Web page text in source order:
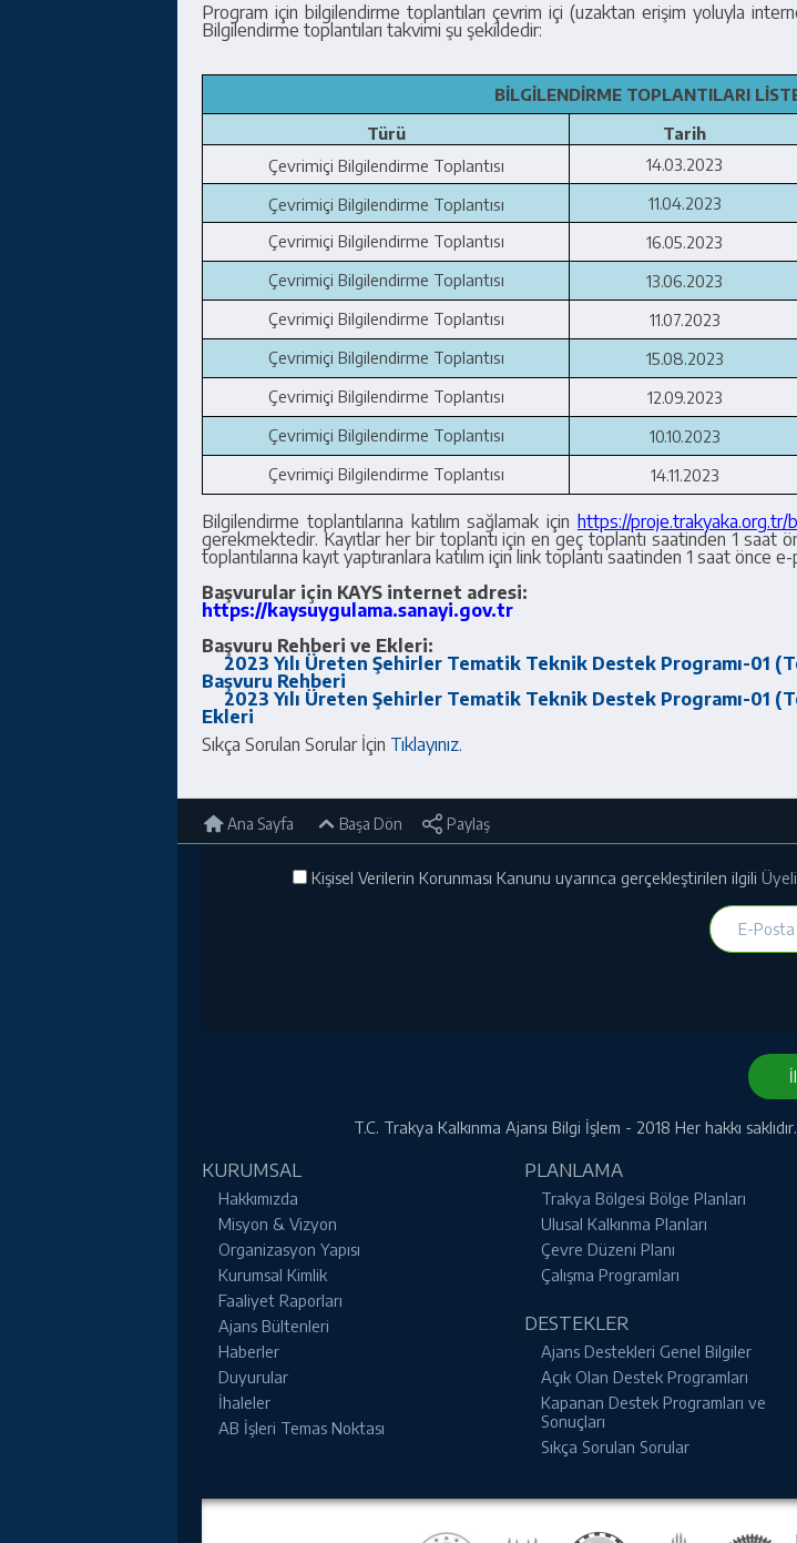
Program için bilgilendirme toplantıları çevrim içi (uzaktan erişim yoluyla
Bilgilendirme toplantıları takvimi şu şekildedir:
BİLGİLENDİRME TOPLANTILARI
Türü
Tarih
Çevrimiçi Bilgilendirme Toplantısı
14.03.2023
Çevrimiçi Bilgilendirme Toplantısı
11.04.2023
Çevrimiçi Bilgilendirme Toplantısı
16.05.2023
Çevrimiçi Bilgilendirme Toplantısı
13.06.2023
Çevrimiçi Bilgilendirme Toplantısı
11.07.2023
Çevrimiçi Bilgilendirme Toplantısı
15.08.2023
Çevrimiçi Bilgilendirme Toplantısı
12.09.2023
Çevrimiçi Bilgilendirme Toplantısı
10.10.2023
Çevrimiçi Bilgilendirme Toplantısı
14.11.2023
Bilgilendirme toplantılarına katılım sağlamak için https://proje.trakyaka.org.tr/
gerekmektedir. Kayıtlar her bir toplantı için en geç toplantı saatinden 1 saat
toplantılarına kayıt yaptıranlara katılım için link toplantı saatinden 1 saat önce
Başvurular için KAYS internet adresi:
https://kaysuygulama.sanayi.gov.tr
Başvuru Rehberi ve Ekleri:
2023 Yılı Üreten Şehirler Tematik Teknik Destek Programı-01
Başvuru Rehberi
2023 Yılı Üreten Şehirler Tematik Teknik Destek Programı-01
Ekleri
Sıkça Sorulan Sorular İçin Tıklayınız.
Ana Sayfa Başa Dön Paylaş
Kişisel Verilerin Korunması Kanunu uyarınca gerçekleştirilen ilgili
E-Posta
T.C. Trakya Kalkınma Ajansı Bilgi İşlem - 2018 Her hakkı
KURUMSAL
Hakkımızda
Misyon & Vizyon
Organizasyon Yapısı
Kurumsal Kimlik
Faaliyet Raporları
Ajans Bültenleri
Haberler
Duyurular
İhaleler
AB İşleri Temas Noktası
PLANLAMA
Trakya Bölgesi Bölge Planları
Ulusal Kalkınma Planları
Çevre Düzeni Planı
Çalışma Programları
DESTEKLER
Ajans Destekleri Genel Bilgiler
Açık Olan Destek Programları
Kapanan Destek Programları ve
Sonuçları
Sıkça Sorulan Sorular